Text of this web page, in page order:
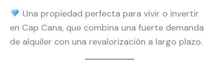
Una propiedad perfecta para vivir o invertir
en Cap Cana, que combina una fuerte demanda
de alquiler con una revalorización a largo plazo.